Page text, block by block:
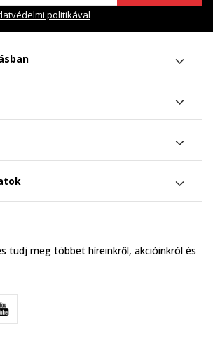
politikával
tudj meg többet híreinkről, akcióinkról és